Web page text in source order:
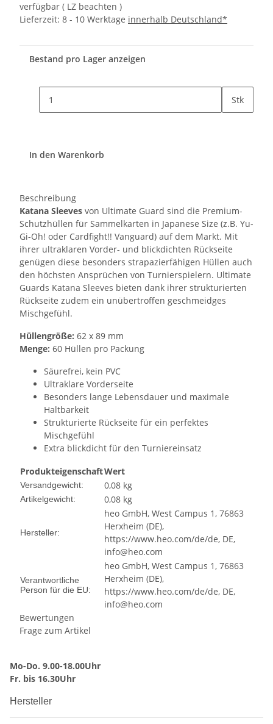
verfügbar ( LZ beachten )
Lieferzeit: 8 - 10 Werktage innerhalb Deutschland*
Bestand pro Lager anzeigen
Stk
In den Warenkorb
Beschreibung
Katana Sleeves von Ultimate Guard sind die Premium-
Schutzhüllen für Sammelkarten in Japanese Size (z.B. Yu-
Gi-Oh! oder Cardfight!! Vanguard) auf dem Markt. Mit
ihrer ultraklaren Vorder- und blickdichten Rückseite
genügen diese besonders strapazierfähigen Hüllen auch
den höchsten Ansprüchen von Turnierspielern. Ultimate
Guards Katana Sleeves bieten dank ihrer strukturierten
Rückseite zudem ein unübertroffen geschmeidges
Mischgefühl.
Hüllengröße: 62 x 89 mm
Menge: 60 Hüllen pro Packung
Säurefrei, kein PVC
Ultraklare Vorderseite
Besonders lange Lebensdauer und maximale
Haltbarkeit
Strukturierte Rückseite für ein perfektes
Mischgefühl
Extra blickdicht für den Turniereinsatz
ProdukteigenschaftWert
Versandgewicht: 0,08 kg
Artikelgewicht: 0,08 kg
Hersteller:
heo GmbH, West Campus 1, 76863
Herxheim (DE),
https://www.heo.com/de/de, DE,
info@heo.com
Verantwortliche
Person für die EU:
heo GmbH, West Campus 1, 76863
Herxheim (DE),
https://www.heo.com/de/de, DE,
info@heo.com
Bewertungen
Frage zum Artikel
Mo-Do. 9.00-18.00Uhr
Fr. bis 16.30Uhr
Hersteller